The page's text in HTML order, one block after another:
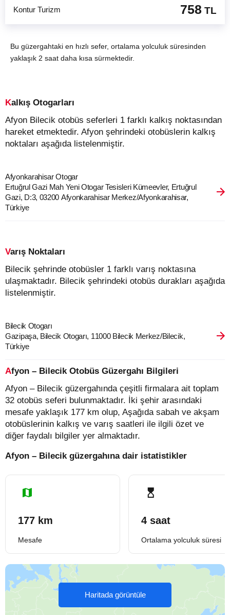
Kontur Turizm 758 TL
Bu güzergahtaki en hızlı sefer, ortalama yolculuk süresinden
yaklaşık 2 saat daha kısa sürmektedir.
Kalkış Otogarları
Afyon Bilecik otobüs seferleri 1 farklı kalkış noktasından
hareket etmektedir. Afyon şehrindeki otobüslerin kalkış
noktaları aşağıda listelenmiştir.
Afyonkarahisar Otogar
Ertuğrul Gazi Mah Yeni Otogar Tesisleri Kümeevler, Ertuğrul
Gazi, D:3, 03200 Afyonkarahisar Merkez/Afyonkarahisar,
Türkiye
Varış Noktaları
Bilecik şehrinde otobüsler 1 farklı varış noktasına
ulaşmaktadır. Bilecik şehrindeki otobüs durakları aşağıda
listelenmiştir.
Bilecik Otogarı
Gazipaşa, Bilecik Otogarı, 11000 Bilecik Merkez/Bilecik,
Türkiye
Afyon – Bilecik Otobüs Güzergahı Bilgileri
Afyon – Bilecik güzergahında çeşitli firmalara ait toplam
32 otobüs seferi bulunmaktadır. İki şehir arasındaki
mesafe yaklaşık 177 km olup, Aşağıda sabah ve akşam
otobüslerinin kalkış ve varış saatleri ile ilgili özet ve
diğer faydalı bilgiler yer almaktadır.
Afyon – Bilecik güzergahına dair istatistikler
177 km
Mesafe
4 saat
Ortalama yolculuk süresi
Haritada görüntüle